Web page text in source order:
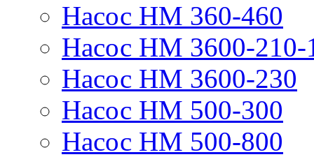
Насос НМ 360-460
Насос НМ 3600-210-
Насос НМ 3600-230
Насос НМ 500-300
Насос НМ 500-800